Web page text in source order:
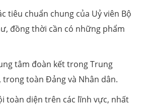
tiêu chuẩn chung của Uỷ viên Bộ
đồng thời cần có những phẩm
tâm đoàn kết trong Trung
trong toàn Đảng và Nhân dân.
toàn diện trên các lĩnh vực, nhất